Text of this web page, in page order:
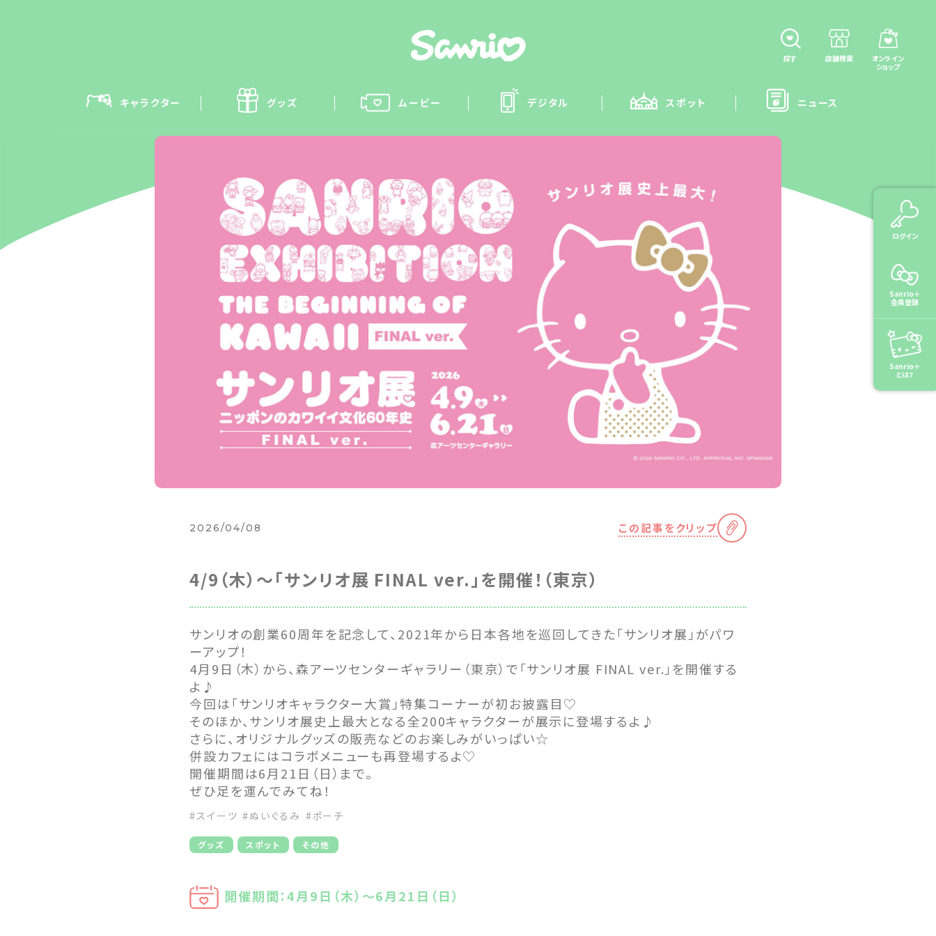
ログイン
Sanrio＋
会員登録
Sanrio＋
とは？
探す 店舗検索
オンライン
ショップ
キャラクター グッズ ムービー デジタル スポット ニュース
2026/04/08 この記事をクリップ
4/9（木）～「サンリオ展 FINAL ver.」を開催！（東京）
サンリオの創業60周年を記念して、2021年から日本各地を巡回してきた「サンリオ展」がパワ
ーアップ！
4月9日（木）から、森アーツセンターギャラリー（東京）で「サンリオ展 FINAL ver.」を開催する
よ♪
今回は「サンリオキャラクター大賞」特集コーナーが初お披露目♡
そのほか、サンリオ展史上最大となる全200キャラクターが展示に登場するよ♪
さらに、オリジナルグッズの販売などのお楽しみがいっぱい☆
併設カフェにはコラボメニューも再登場するよ♡
開催期間は6月21日（日）まで。
ぜひ足を運んでみてね！
#スイーツ #ぬいぐるみ #ポーチ
グッズ スポット その他
開催期間：4月9日（木）〜6月21日（日）